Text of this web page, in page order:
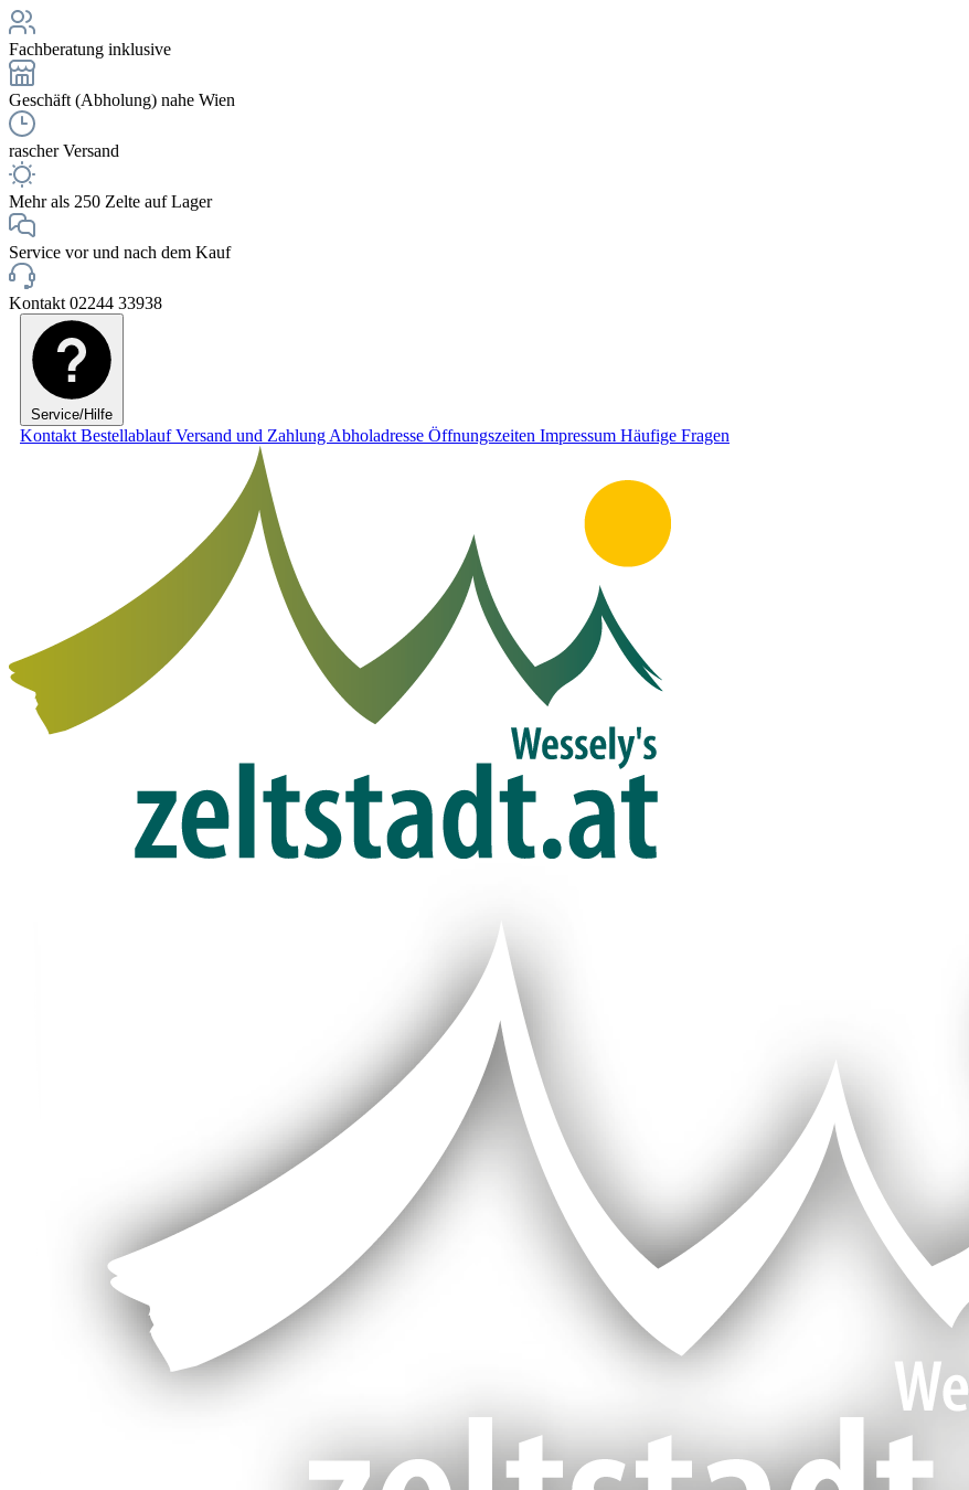
Fachberatung inklusive
Geschäft (Abholung) nahe Wien
rascher Versand
Mehr als 250 Zelte auf Lager
Service vor und nach dem Kauf
Kontakt 02244 33938
Service/Hilfe
Kontakt BestellablaufVersand und Zahlung Abholadresse Öffnungszeiten Impressum Häufige Fragen